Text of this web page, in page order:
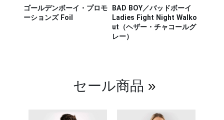
ゴールデンボーイ・プロモ
ーションズ Foil
BAD BOY／バッドボーイ
Ladies Fight Night Walko
ut（ヘザー・チャコールグ
レー）
セール商品 »